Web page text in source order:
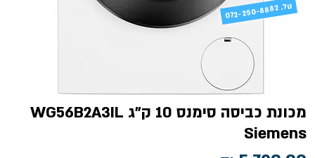
מכונת כביסה סימנס 10 ק"ג WG56B2A3IL
Siemens
072-250-8882 .טל